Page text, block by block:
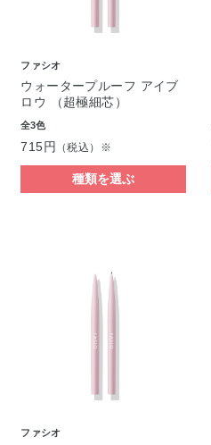
ファシオ
ウォータープルーフ アイブ
ロウ （超極細芯）
全3色
715円 （税込）※
種類を選ぶ
ファシオ